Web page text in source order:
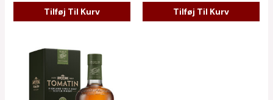
Tilføj Til Kurv Tilføj Til Kurv